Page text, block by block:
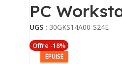
PC
UGS : 30GKS14A00-S24E
Offre -18%
ÉPUISÉ